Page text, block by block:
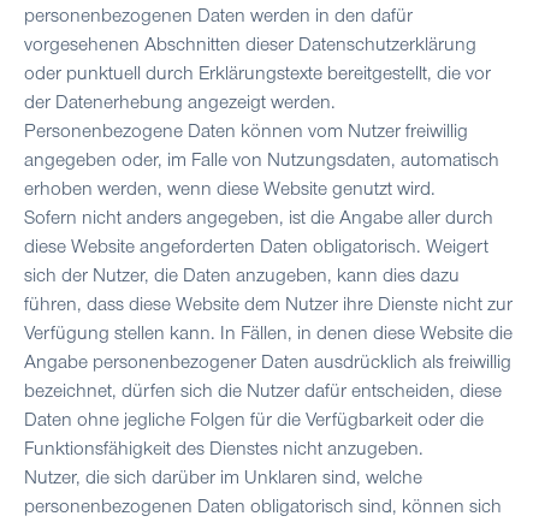
personenbezogenen Daten werden in den dafür
vorgesehenen Abschnitten dieser Datenschutzerklärung
oder punktuell durch Erklärungstexte bereitgestellt, die vor
der Datenerhebung angezeigt werden.
Personenbezogene Daten können vom Nutzer freiwillig
angegeben oder, im Falle von Nutzungsdaten, automatisch
erhoben werden, wenn diese Website genutzt wird.
Sofern nicht anders angegeben, ist die Angabe aller durch
diese Website angeforderten Daten obligatorisch. Weigert
sich der Nutzer, die Daten anzugeben, kann dies dazu
führen, dass diese Website dem Nutzer ihre Dienste nicht zur
Verfügung stellen kann. In Fällen, in denen diese Website die
Angabe personenbezogener Daten ausdrücklich als freiwillig
bezeichnet, dürfen sich die Nutzer dafür entscheiden, diese
Daten ohne jegliche Folgen für die Verfügbarkeit oder die
Funktionsfähigkeit des Dienstes nicht anzugeben.
Nutzer, die sich darüber im Unklaren sind, welche
personenbezogenen Daten obligatorisch sind, können sich